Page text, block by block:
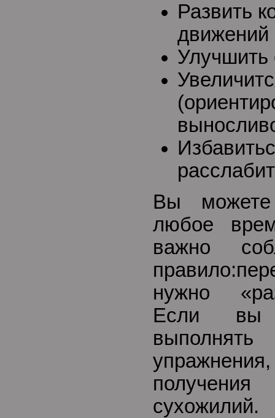
Развить
движений
Улучшить
Вы можете
любое
важно
нужно
Если вы
сухожилий.